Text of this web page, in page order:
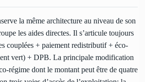
la même architecture au niveau de son
les aides directes. Il s’articule toujours
couplées + paiement redistributif + éco-
vert) + DPB. La principale modification
régime dont le montant peut être de quatre